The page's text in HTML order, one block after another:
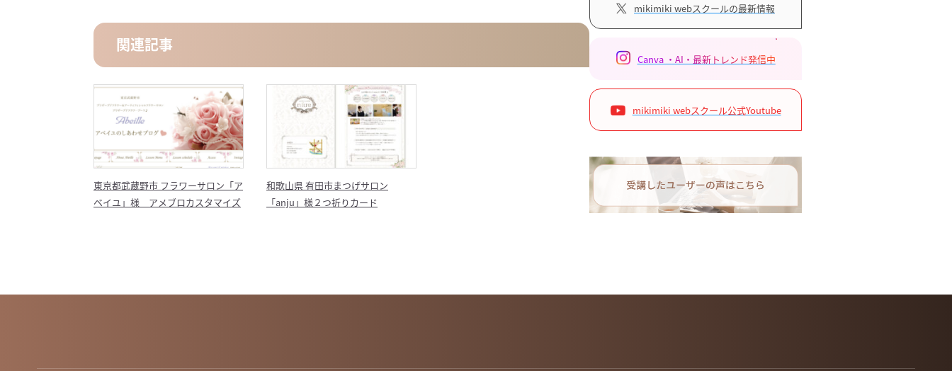
関連記事
東京都武蔵野市 フラワーサロン「ア
ベイユ」様 アメブロカスタマイズ
和歌山県 有田市まつげサロン
「anju」様２つ折りカード
mikimiki webスクールの最新情報
Canva ・AI・最新トレンド発信中
mikimiki webスクール公式Youtube